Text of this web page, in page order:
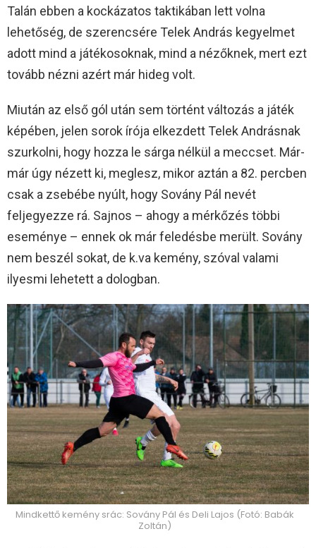
Talán ebben a kockázatos taktikában lett volna
lehetőség, de szerencsére Telek András kegyelmet
adott mind a játékosoknak, mind a nézőknek, mert ezt
tovább nézni azért már hideg volt.
Miután az első gól után sem történt változás a játék
képében, jelen sorok írója elkezdett Telek Andrásnak
szurkolni, hogy hozza le sárga nélkül a meccset. Már-
már úgy nézett ki, meglesz, mikor aztán a 82. percben
csak a zsebébe nyúlt, hogy Sovány Pál nevét
feljegyezze rá. Sajnos – ahogy a mérkőzés többi
eseménye – ennek ok már feledésbe merült. Sovány
nem beszél sokat, de k.va kemény, szóval valami
ilyesmi lehetett a dologban.
Mindkettő kemény srác: Sovány Pál és Deli Lajos (Fotó: Babák
Zoltán)